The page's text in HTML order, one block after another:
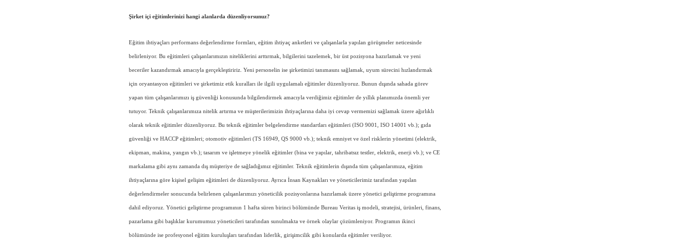
Şirket içi eğitimlerinizi hangi alanlarda düzenliyorsunuz?
Eğitim ihtiyaçları performans değerlendirme formları, eğitim ihtiyaç anketleri ve çalışanlarla yapılan görüşmeler neticesinde
belirleniyor. Bu eğitimleri çalışanlarımızın niteliklerini arttırmak, bilgilerini tazelemek, bir üst pozisyona hazırlamak ve yeni
beceriler kazandırmak amacıyla gerçekleştiririz. Yeni personelin ise şirketimizi tanımasını sağlamak, uyum sürecini hızlandırmak
için oryantasyon eğitimleri ve şirketimiz etik kuralları ile ilgili uygulamalı eğitimler düzenliyoruz. Bunun dışında sahada görev
yapan tüm çalışanlarımızı iş güvenliği konusunda bilgilendirmek amacıyla verdiğimiz eğitimler de yıllık planımızda önemli yer
tutuyor. Teknik çalışanlarımıza nitelik artırma ve müşterilerimizin ihtiyaçlarına daha iyi cevap vermemizi sağlamak üzere ağırlıklı
olarak teknik eğitimler düzenliyoruz. Bu teknik eğitimler belgelendirme standartları eğitimleri (ISO 9001, ISO 14001 vb.); gıda
güvenliği ve HACCP eğitimleri; otomotiv eğitimleri (TS 16949, QS 9000 vb.); teknik emniyet ve özel risklerin yönetimi (elektrik,
ekipman, makina, yangın vb.); tasarım ve işletmeye yönelik eğitimler (bina ve yapılar, tahribatsız testler, elektrik, enerji vb.); ve CE
markalama gibi aynı zamanda dış müşteriye de sağladığımız eğitimler. Teknik eğitimlerin dışında tüm çalışanlarımıza, eğitim
ihtiyaçlarına göre kişisel gelişim eğitimleri de düzenliyoruz. Ayrıca İnsan Kaynakları ve yöneticilerimiz tarafından yapılan
değerlendirmeler sonucunda belirlenen çalışanlarımızı yöneticilik pozisyonlarına hazırlamak üzere yönetici geliştirme programına
dahil ediyoruz. Yönetici geliştirme programının 1 hafta süren birinci bölümünde Bureau Veritas iş modeli, stratejisi, ürünleri, finans,
pazarlama gibi başlıklar kurumumuz yöneticileri tarafından sunulmakta ve örnek olaylar çözümleniyor. Programın ikinci
bölümünde ise profesyonel eğitim kuruluşları tarafından liderlik, girişimcilik gibi konularda eğitimler veriliyor.